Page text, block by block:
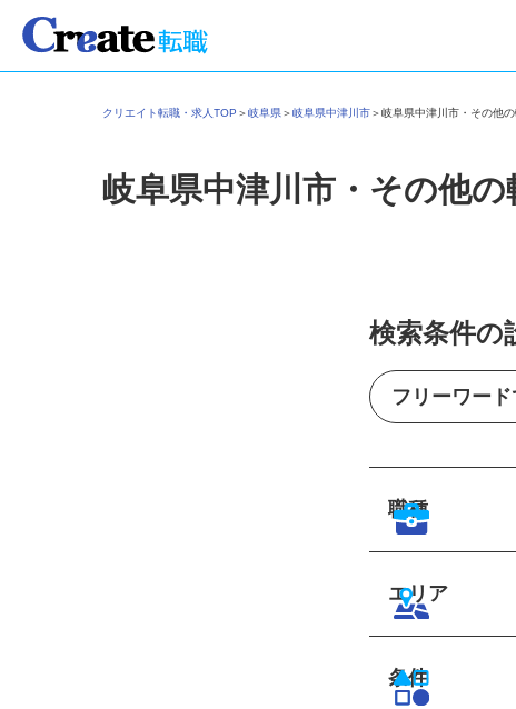
クリエイト転職・求人TOP＞岐阜県＞岐阜県中津川市＞岐阜県中津川市・その他
岐阜県中津川市・その他
検索条件の
職種
エリア
条件